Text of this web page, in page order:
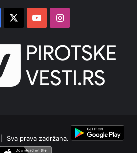
Facebook YouTubeInstagram
| Sva prava zadržana.